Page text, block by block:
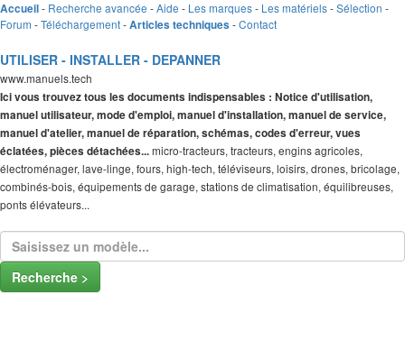
Accueil- Recherche avancée -Aide - Les marques- Les matériels-Sélection -
Forum -Téléchargement-Articles techniques -Contact
UTILISER - INSTALLER - DEPANNER
www.manuels.tech
Ici vous trouvez tous les documents indispensables : Notice d'utilisation,
manuel utilisateur, mode d'emploi, manuel d'installation, manuel de service,
manuel d'atelier, manuel de réparation, schémas, codes d'erreur, vues
éclatées, pièces détachées...micro-tracteurs, tracteurs, engins agricoles,
électroménager, lave-linge, fours, high-tech, téléviseurs, loisirs, drones, bricolage,
combinés-bois, équipements de garage, stations de climatisation, équilibreuses,
ponts élévateurs...
Recherche >